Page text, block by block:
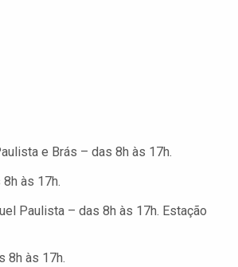
e Brás – das 8h às 17h.
às 17h.
Paulista – das 8h às 17h. Estação
8h às 17h.